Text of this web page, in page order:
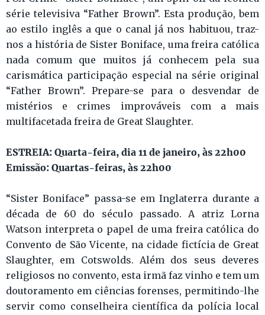
série televisiva “Father Brown”. Esta produção, bem
ao estilo inglês a que o canal já nos habituou, traz-
nos a história de Sister Boniface, uma freira católica
nada comum que muitos já conhecem pela sua
carismática participação especial na série original
“Father Brown”. Prepare-se para o desvendar de
mistérios e crimes improváveis com a mais
multifacetada freira de Great Slaughter.
ESTREIA: Quarta-feira, dia 11 de janeiro, às 22h00
Emissão: Quartas-feiras, às 22h00
“Sister Boniface” passa-se em Inglaterra durante a
década de 60 do século passado. A atriz Lorna
Watson interpreta o papel de uma freira católica do
Convento de São Vicente, na cidade fictícia de Great
Slaughter, em Cotswolds. Além dos seus deveres
religiosos no convento, esta irmã faz vinho e tem um
doutoramento em ciências forenses, permitindo-lhe
servir como conselheira científica da polícia local